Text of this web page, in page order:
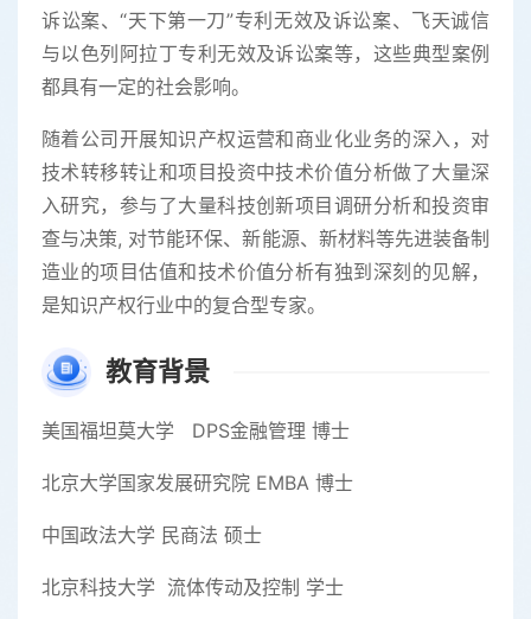
诉讼案、“天下第一刀”专利无效及诉讼案、飞天诚信
与以色列阿拉丁专利无效及诉讼案等，这些典型案例
都具有一定的社会影响。
随着公司开展知识产权运营和商业化业务的深入，对
技术转移转让和项目投资中技术价值分析做了大量深
入研究，参与了大量科技创新项目调研分析和投资审
查与决策, 对节能环保、新能源、新材料等先进装备制
造业的项目估值和技术价值分析有独到深刻的见解，
是知识产权行业中的复合型专家。
教育背景
美国福坦莫大学 DPS金融管理 博士
北京大学国家发展研究院 EMBA 博士
中国政法大学 民商法 硕士
北京科技大学 流体传动及控制 学士